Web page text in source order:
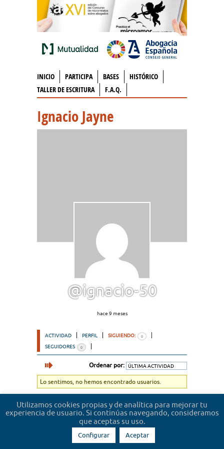
INICIO PARTICIPA BASES
HISTÓRICO
TALLER DE ESCRITURA
F.A.Q.
Ignacio Jayne
@ignacio-50
hace 9 meses
ACTIVIDAD PERFIL SIGUIENDO: 0
SEGUIDORES 0
Ordenar por:
Lo sentimos, no hemos encontrado usuarios.
Utilizamos cookies propias y de analítica para mejorar tu
experiencia de usuario. Si continúas navegando, consideramos
que aceptas su uso.
Configurar Aceptar